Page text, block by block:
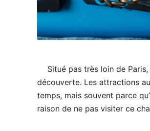
Situé pas très loin de
découverte. Les attractions
temps, mais souvent parce
raison de ne pas visiter ce